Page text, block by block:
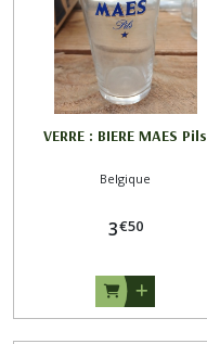
VERRE : BIERE MAES Pils
Belgique
3€50
Afficher
résultats